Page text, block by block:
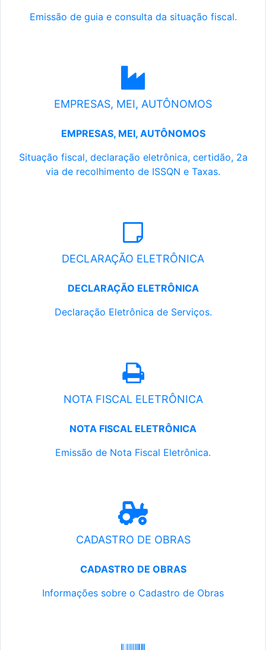
Emissão de guia e consulta da situação fiscal.
EMPRESAS, MEI, AUTÔNOMOS
EMPRESAS, MEI, AUTÔNOMOS
Situação fiscal, declaração eletrônica, certidão, 2a
via de recolhimento de ISSQN e Taxas.
DECLARAÇÃO ELETRÔNICA
DECLARAÇÃO ELETRÔNICA
Declaração Eletrônica de Serviços.
NOTA FISCAL ELETRÔNICA
NOTA FISCAL ELETRÔNICA
Emissão de Nota Fiscal Eletrônica.
CADASTRO DE OBRAS
CADASTRO DE OBRAS
Informações sobre o Cadastro de Obras